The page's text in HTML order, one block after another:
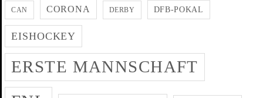
CAN CORONA DERBY DFB-POKAL
EISHOCKEY
ERSTE MANNSCHAFT